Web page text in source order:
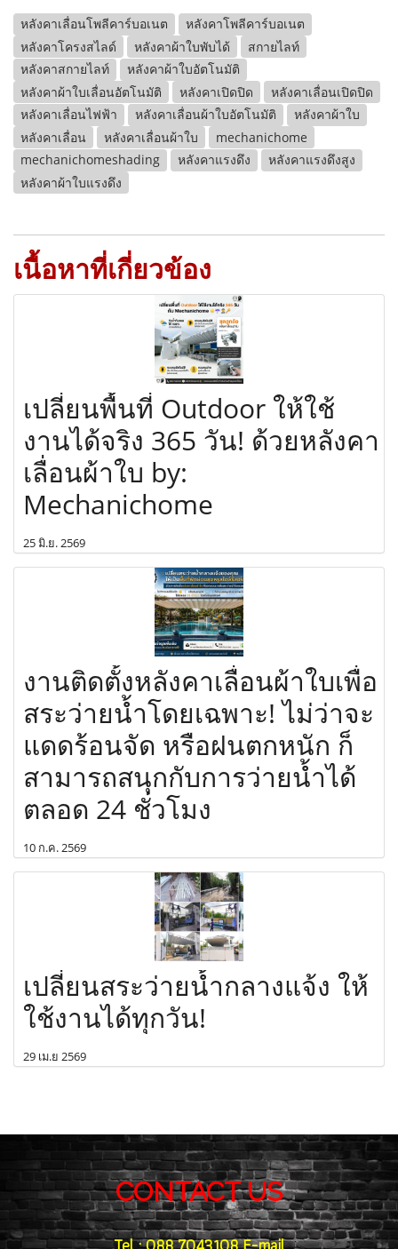
หลังคาเลื่อนโพลีคาร์บอเนต
หลังคาโพลีคาร์บอเนต
หลังคาโครงสไลด์
หลังคาผ้าใบพับได้
สกายไลท์
หลังคาสกายไลท์
หลังคาผ้าใบอัตโนมัติ
หลังคาผ้าใบเลื่อนอัตโนมัติ
หลังคาเปิดปิด
หลังคาเลื่อนเปิดปิด
หลังคาเลื่อนไฟฟ้า
หลังคาเลื่อนผ้าใบอัตโนมัติ
หลังคาผ้าใบ
หลังคาเลื่อน
หลังคาเลื่อนผ้าใบ
mechanichome
mechanichomeshading
หลังคาแรงดึง
หลังคาแรงดึงสูง
หลังคาผ้าใบแรงดึง
เนื้อหาที่เกี่ยวข้อง
เปลี่ยนพื้นที่ Outdoor ให้ใช้
งานได้จริง 365 วัน! ด้วยหลังคา
เลื่อนผ้าใบ by:
Mechanichome
25 มิ.ย. 2569
งานติดตั้งหลังคาเลื่อนผ้าใบเพื่อ
สระว่ายน้ำโดยเฉพาะ! ไม่ว่าจะ
แดดร้อนจัด หรือฝนตกหนัก ก็
สามารถสนุกกับการว่ายน้ำได้
ตลอด 24 ชั่วโมง
10 ก.ค. 2569
เปลี่ยนสระว่ายน้ำกลางแจ้ง ให้
ใช้งานได้ทุกวัน!
29 เม.ย 2569
CONTACT US